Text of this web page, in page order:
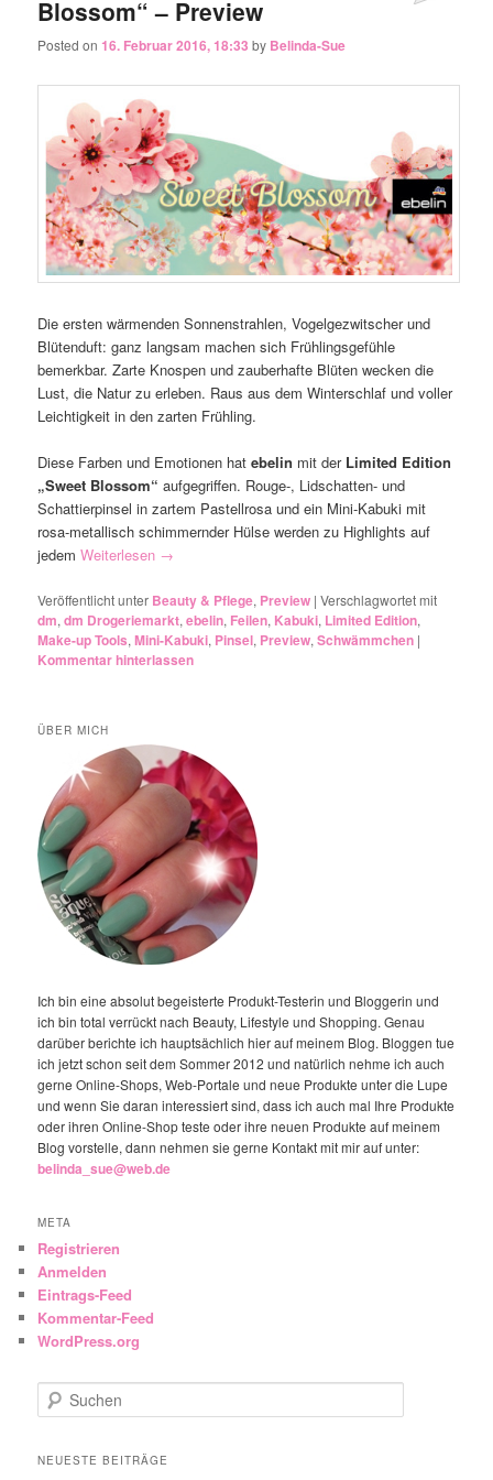
Blossom“ – Preview
Posted on16. Februar 2016, 18:33 by Belinda-Sue
Die ersten wärmenden Sonnenstrahlen, Vogelgezwitscher und
Blütenduft: ganz langsam machen sich Frühlingsgefühle
bemerkbar. Zarte Knospen und zauberhafte Blüten wecken die
Lust, die Natur zu erleben. Raus aus dem Winterschlaf und voller
Leichtigkeit in den zarten Frühling.
Diese Farben und Emotionen hatebelin mit der Limited Edition
„Sweet Blossom“ aufgegriffen. Rouge-, Lidschatten- und
Schattierpinsel in zartem Pastellrosa und ein Mini-Kabuki mit
rosa-metallisch schimmernder Hülse werden zu Highlights auf
jedemWeiterlesen →
Veröffentlicht unter Beauty & Pflege, Preview |Verschlagwortet mit
dm,dm Drogeriemarkt,ebelin, Feilen, Kabuki, Limited Edition,
Make-up Tools,Mini-Kabuki, Pinsel, Preview,Schwämmchen |
Kommentar hinterlassen
ÜBER MICH
Ich bin eine absolut begeisterte Produkt-Testerin und Bloggerin und
ich bin total verrückt nach Beauty, Lifestyle und Shopping. Genau
darüber berichte ich hauptsächlich hier auf meinem Blog. Bloggen tue
ich jetzt schon seit dem Sommer 2012 und natürlich nehme ich auch
gerne Online-Shops, Web-Portale und neue Produkte unter die Lupe
und wenn Sie daran interessiert sind, dass ich auch mal Ihre Produkte
oder ihren Online-Shop teste oder ihre neuen Produkte auf meinem
Blog vorstelle, dann nehmen sie gerne Kontakt mit mir auf unter:
belinda_sue@web.de
META
Registrieren
Anmelden
Eintrags-Feed
Kommentar-Feed
WordPress.org
Suchen
NEUESTE BEITRÄGE